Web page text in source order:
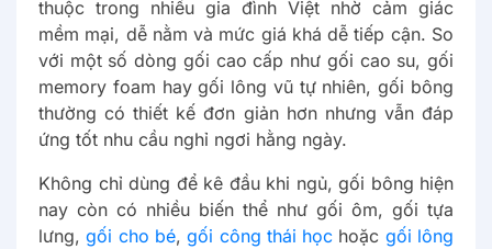
thuộc trong nhiều gia đình Việt nhờ cảm giác
mềm mại, dễ nằm và mức giá khá dễ tiếp cận. So
với một số dòng gối cao cấp như gối cao su, gối
memory foam hay gối lông vũ tự nhiên, gối bông
thường có thiết kế đơn giản hơn nhưng vẫn đáp
ứng tốt nhu cầu nghỉ ngơi hằng ngày.
Không chỉ dùng để kê đầu khi ngủ, gối bông hiện
nay còn có nhiều biến thể như gối ôm, gối tựa
lưng,gối cho bé,gối công thái học hoặc gối lông